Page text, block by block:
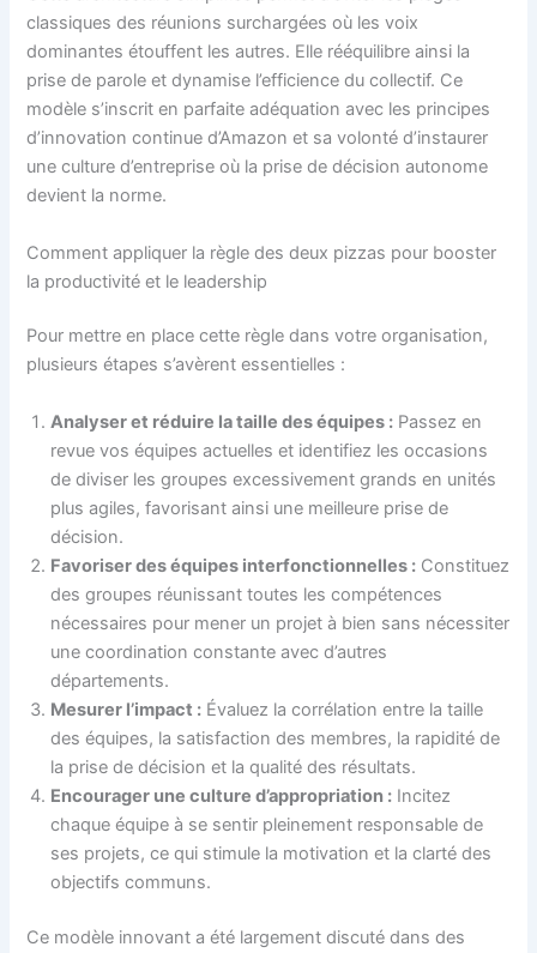
classiques des réunions surchargées où les voix
dominantes étouffent les autres. Elle rééquilibre ainsi la
prise de parole et dynamise l’efficience du collectif. Ce
modèle s’inscrit en parfaite adéquation avec les principes
d’innovation continue d’Amazon et sa volonté d’instaurer
une culture d’entreprise où la prise de décision autonome
devient la norme.
Comment appliquer la règle des deux pizzas pour booster
la productivité et le leadership
Pour mettre en place cette règle dans votre organisation,
plusieurs étapes s’avèrent essentielles :
Analyser et réduire la taille des équipes : Passez en
revue vos équipes actuelles et identifiez les occasions
de diviser les groupes excessivement grands en unités
plus agiles, favorisant ainsi une meilleure prise de
décision.
Favoriser des équipes interfonctionnelles : Constituez
des groupes réunissant toutes les compétences
nécessaires pour mener un projet à bien sans nécessiter
une coordination constante avec d’autres
départements.
Mesurer l’impact : Évaluez la corrélation entre la taille
des équipes, la satisfaction des membres, la rapidité de
la prise de décision et la qualité des résultats.
Encourager une culture d’appropriation : Incitez
chaque équipe à se sentir pleinement responsable de
ses projets, ce qui stimule la motivation et la clarté des
objectifs communs.
Ce modèle innovant a été largement discuté dans des